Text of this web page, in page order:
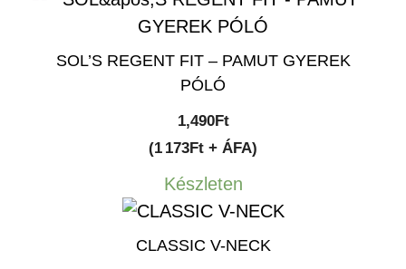
SOL’S REGENT FIT – PAMUT GYEREK
PÓLÓ
1,490Ft
(1 173Ft + ÁFA)
Készleten
CLASSIC V-NECK